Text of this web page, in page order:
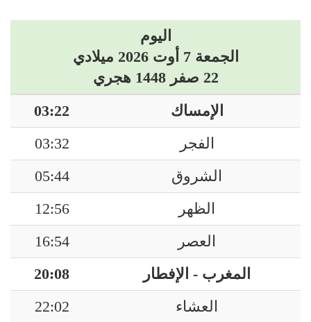
اليوم
الجمعة 7 أوت 2026 ميلادي
22 صفر 1448 هجري
الإمساك
03:22
الفجر
03:32
الشروق
05:44
الظهر
12:56
العصر
16:54
المغرب - الإفطار
20:08
العشاء
22:02